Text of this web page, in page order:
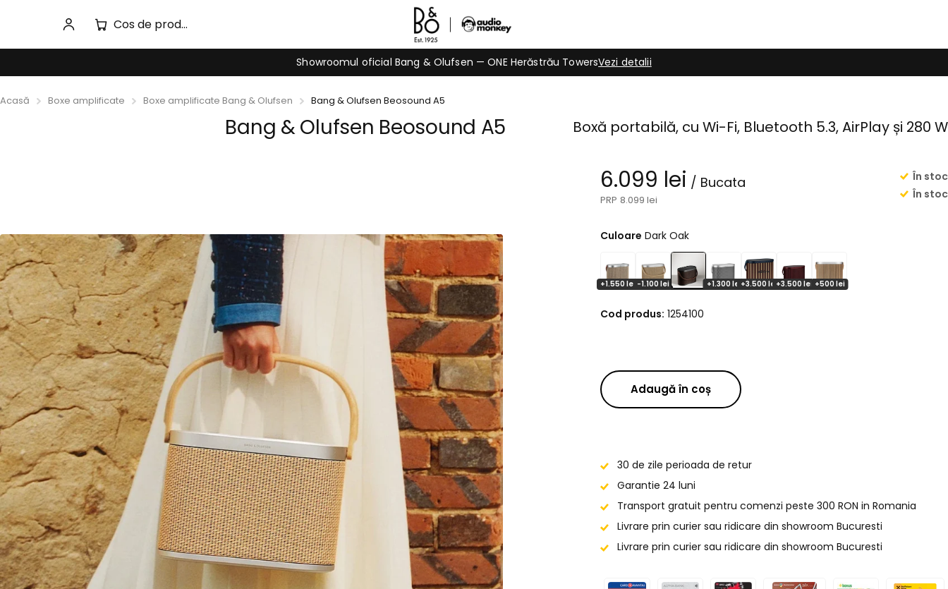
Cos de produse
Showroomul oficial Bang & Olufsen — ONE Herăstrău TowersVezi detalii
Acasă Boxe amplificate Boxe amplificate Bang & Olufsen Bang & Olufsen Beosound A5
Bang & Olufsen Beosound A5 Boxă portabilă, cu Wi-Fi, Bluetooth 5.3, AirPlay și 280 W
Culoare Dark Oak
+1.550 lei -1.100 lei +1.300 lei +3.500 lei+3.500 lei +500 lei
Cod produs: 1254100
În stoc
În stoc
6.099 lei / Bucata
8.099 lei
Adaugă în coș
30 de zile perioada de retur
Garantie 24 luni
Transport gratuit pentru comenzi peste 300 RON in Romania
Livrare prin curier sau ridicare din showroom Bucuresti
Livrare prin curier sau ridicare din showroom Bucuresti